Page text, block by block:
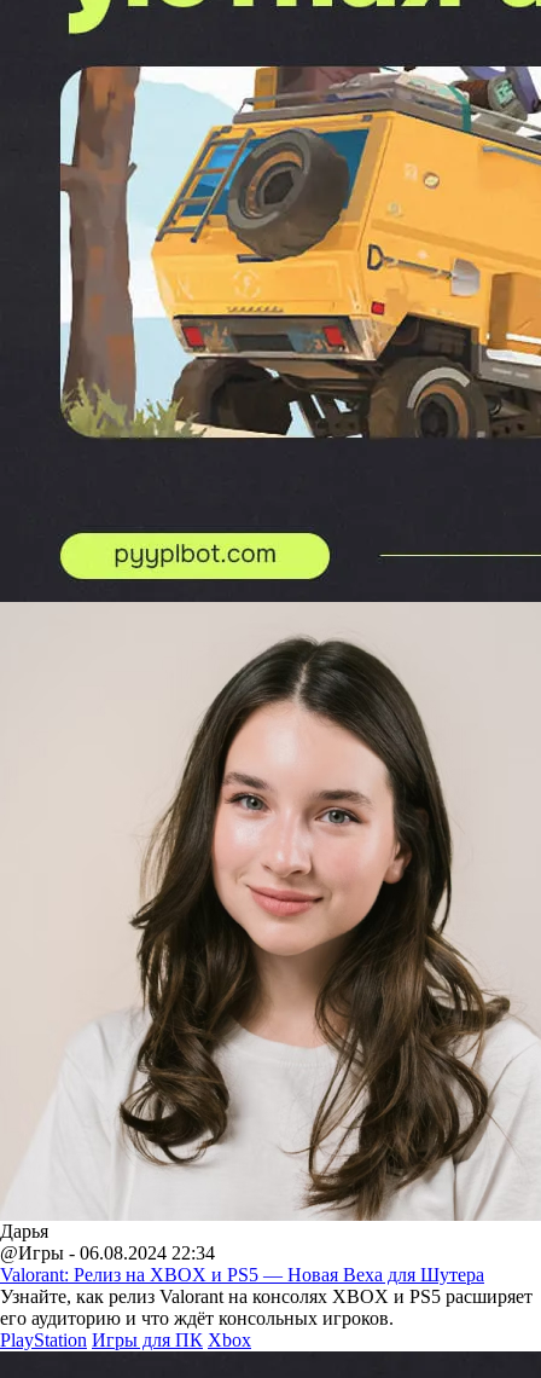
Дарья
@Игры - 06.08.2024 22:34
Valorant: Релиз на XBOX и PS5 — Новая Веха для Шутера
Узнайте, как релиз Valorant на консолях XBOX и PS5 расширяет
его аудиторию и что ждёт консольных игроков.
PlayStation Игры для ПК Xbox